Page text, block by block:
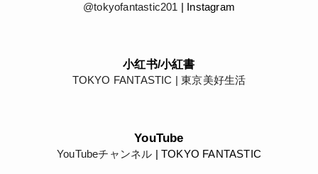
@tokyofantastic201 | Instagram
小红书/小紅書
TOKYO FANTASTIC | 東京美好生活
YouTube
YouTubeチャンネル | TOKYO FANTASTIC